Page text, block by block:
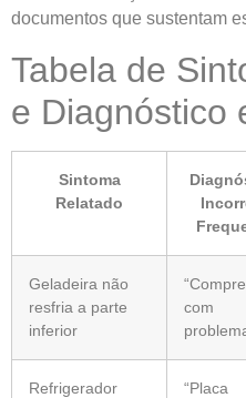
documentos que sustentam
Tabela de
e Diagnóstico
Sintoma
Relatado
Geladeira não
resfria a parte
inferior
com
Refrigerador
“Placa